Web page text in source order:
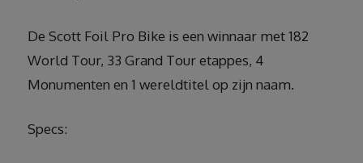
De Scott Foil Pro Bike is een winnaar met 182
World Tour, 33 Grand Tour etappes, 4
Monumenten en 1 wereldtitel op zijn naam.
Specs: